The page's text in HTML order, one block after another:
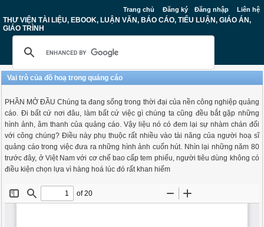
Trang chủ Đăng ký Đăng nhập Liên hệ
THƯ VIỆN TÀI LIỆU, EBOOK, LUẬN VĂN, BÁO CÁO, TIỂU LUẬN, GIÁO ÁN,
GIÁO TRÌNH
Vai trò của đồ hoạ trong quảng cáo
PHẦN MỞ ĐẦU Chúng ta đang sống trong thời đại của nền công nghiệp quảng
cáo. Đi bất cứ nơi đâu, làm bất cứ việc gì chúng ta cũng đều bắt gặp những
hình ảnh, âm thanh của quảng cáo. Vậy liệu nó có đem lại sự nhàm chán đối
với công chúng? Điều này phụ thuộc rất nhiều vào tài năng của người hoạ sĩ
quảng cáo trong việc đưa ra những hình ảnh cuốn hút. Nhìn lại những năm 80
trước đây, ở Việt Nam với cơ chế bao cấp tem phiếu, người tiêu dùng không có
điều kiện chọn lựa vì hàng hoá lúc đó rất khan hiếm